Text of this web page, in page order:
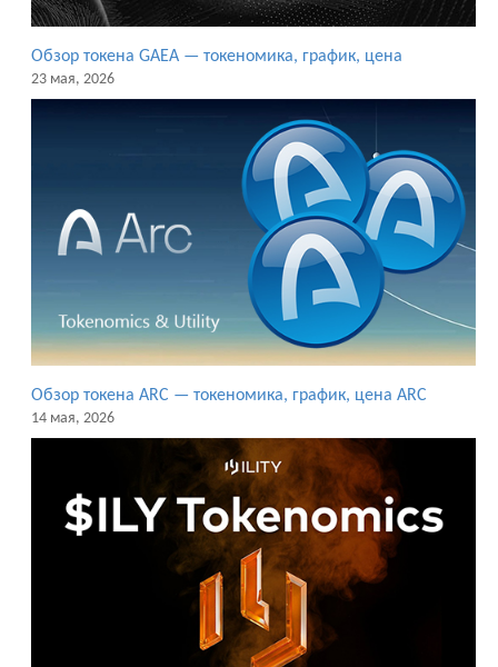
Обзор токена GAEA — токеномика, график, цена
23 мая, 2026
Обзор токена ARC — токеномика, график, цена ARC
14 мая, 2026